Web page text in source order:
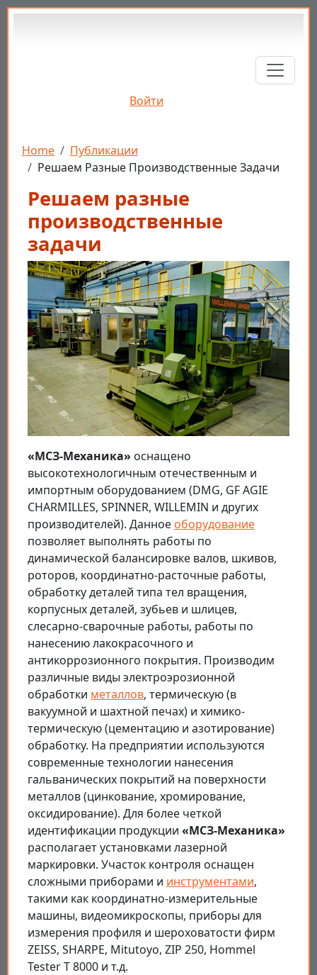
Перейти к основному содержанию
Войти
Строка навигации
Home
Публикации
Решаем Разные Производственные Задачи
Решаем разные
производственные
задачи
«МСЗ-Механика» оснащено
высокотехнологичным отечественным и
импортным оборудованием (DMG, GF AGIE
CHARMILLES, SPINNER, WILLEMIN и других
производителей). Данное оборудование
позволяет выполнять работы по
динамической балансировке валов, шкивов,
роторов, координатно-расточные работы,
обработку деталей типа тел вращения,
корпусных деталей, зубьев и шлицев,
слесарно-сварочные работы, работы по
нанесению лакокрасочного и
антикоррозионного покрытия. Производим
различные виды электроэрозионной
обработки металлов, термическую (в
вакуумной и шахтной печах) и химико-
термическую (цементацию и азотирование)
обработку. На предприятии используются
современные технологии нанесения
гальванических покрытий на поверхности
металлов (цинкование, хромирование,
оксидирование). Для более четкой
идентификации продукции «МСЗ-Механика»
располагает установками лазерной
маркировки. Участок контроля оснащен
сложными приборами и инструментами,
такими как координатно-измерительные
машины, видеомикроскопы, приборы для
измерения профиля и шероховатости фирм
ZEISS, SHARPE, Mitutoyo, ZIP 250, Hommel
Tester T 8000 и т.д.